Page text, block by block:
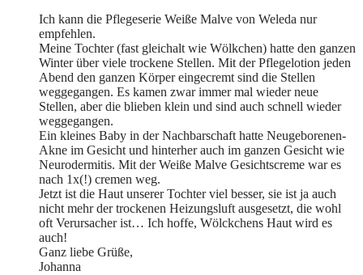
Ich kann die Pflegeserie Weiße Malve von Weleda nur
empfehlen.
Meine Tochter (fast gleichalt wie Wölkchen) hatte den ganzen
Winter über viele trockene Stellen. Mit der Pflegelotion jeden
Abend den ganzen Körper eingecremt sind die Stellen
weggegangen. Es kamen zwar immer mal wieder neue
Stellen, aber die blieben klein und sind auch schnell wieder
weggegangen.
Ein kleines Baby in der Nachbarschaft hatte Neugeborenen-
Akne im Gesicht und hinterher auch im ganzen Gesicht wie
Neurodermitis. Mit der Weiße Malve Gesichtscreme war es
nach 1x(!) cremen weg.
Jetzt ist die Haut unserer Tochter viel besser, sie ist ja auch
nicht mehr der trockenen Heizungsluft ausgesetzt, die wohl
oft Verursacher ist… Ich hoffe, Wölckchens Haut wird es
auch!
Ganz liebe Grüße,
Johanna